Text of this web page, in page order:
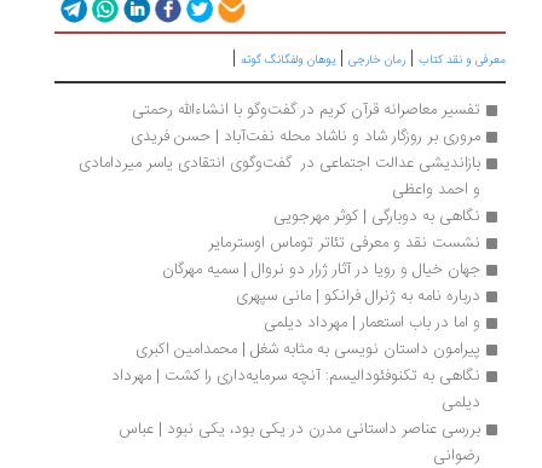
و نقد کتاب|رمان خارجی|یوهان ولفگانگ گوته|
تفسیر معاصرانه قرآن کریم در گفت‌وگو با انشاءالله رحمتی
مروری بر روزگار شاد و ناشاد محله نفت‌آباد | حسن فریدی
بازاندیشی عدالت اجتماعی در  گفت‌وگوی انتقادی یاسر میردامادی
و احمد واعظی
نگاهی به دوبارگی | کوثر مهرجویی
نشست نقد و معرفی تئاتر توماس اوسترمایر
جهان خیال و رویا در آثار ژرار دو نروال | سمیه مهرگان
درباره نامه به ژنرال فرانکو | مانی سپهری
و اما در باب استعمار | مهرداد دیلمی
پیرامون داستان نویسی به مثابه شغل | محمدامین اکبری
نگاهی به تکنوفئودالیسم: آنچه سرمایه‌داری را کشت | مهرداد